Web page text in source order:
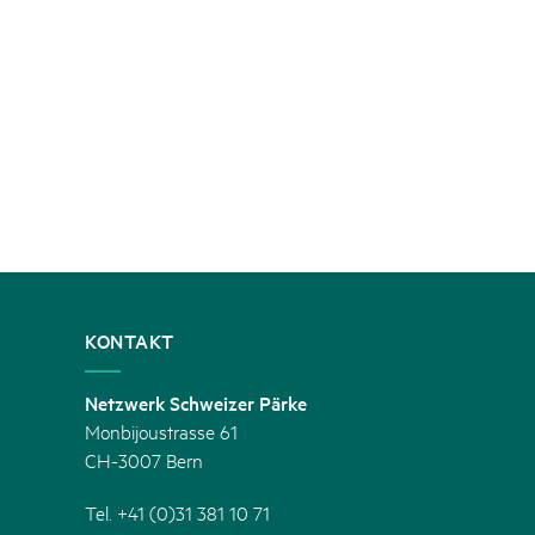
KONTAKT
Netzwerk Schweizer Pärke
Monbijoustrasse 61
CH-3007 Bern
Tel. +41 (0)31 381 10 71